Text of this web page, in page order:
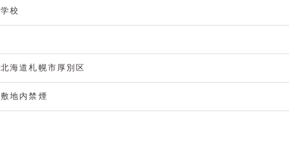
学校
北海道札幌市厚別区
敷地内禁煙